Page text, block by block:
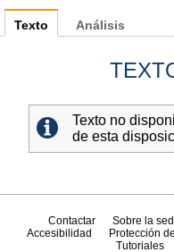
Texto
Texto no
de esta
Análisis
Contactar Sobre la
Accesibilidad
Protección
Tutoriales